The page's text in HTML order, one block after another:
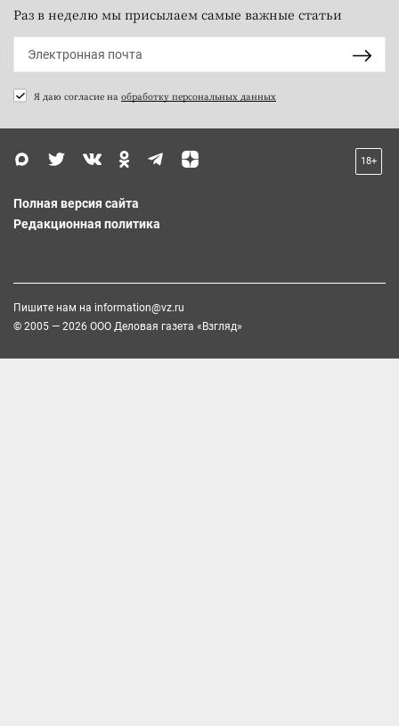
Раз в неделю мы присылаем самые важные статьи
Я даю согласие на обработку персональных данных
18+
Полная версия сайта
Редакционная политика
Пишите нам на information@vz.ru
© 2005 — 2026 ООО Деловая газета «Взгляд»